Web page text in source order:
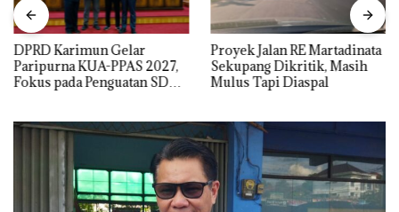
DPRD Karimun Gelar
Paripurna KUA-PPAS 2027,
Fokus pada Penguatan SDM,
Proyek Jalan RE Martadinata
Sekupang Dikritik, Masih
Mulus Tapi Diaspal